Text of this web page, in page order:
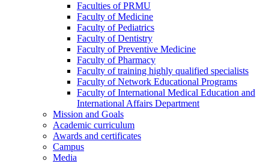
Faculties of PRMU
Faculty of Medicine
Faculty of Pediatrics
Faculty of Dentistry
Faculty of Preventive Medicine
Faculty of Pharmacy
Faculty of training highly qualified specialists
Faculty of Network Educational Programs
Faculty of International Medical Education and
International Affairs Department
Mission and Goals
Academic curriculum
Awards and certificates
Campus
Media